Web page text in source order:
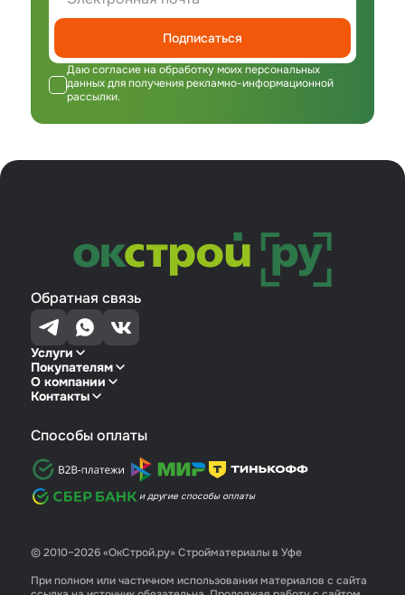
Подписаться
Даю согласие на обработку моих персональных
данных для получения рекламно-информационной
рассылки.
Обратная связь
Услуги
Покупателям
О компании
Контакты
© 2010–2026 «ОкСтрой.ру» Стройматериалы в Уфе
При полном или частичном использовании материалов с сайта
Способы оплаты
и другие способы оплаты